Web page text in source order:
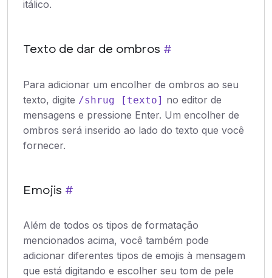
itálico.
Texto de dar de ombros #
Para adicionar um encolher de ombros ao seu
texto, digite /shrug [texto] no editor de
mensagens e pressione Enter. Um encolher de
ombros será inserido ao lado do texto que você
fornecer.
Emojis #
Além de todos os tipos de formatação
mencionados acima, você também pode
adicionar diferentes tipos de emojis à mensagem
que está digitando e escolher seu tom de pele